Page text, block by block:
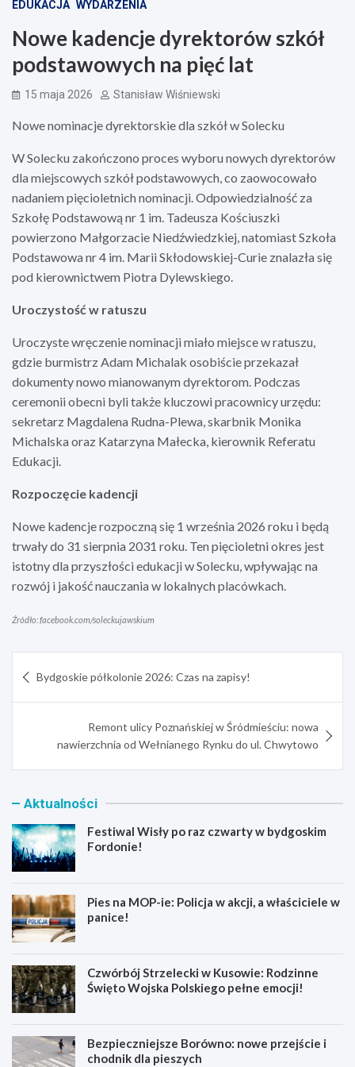
EDUKACJA WYDARZENIA
Nowe kadencje dyrektorów szkół
podstawowych na pięć lat
15 maja 2026 Stanisław Wiśniewski
Nowe nominacje dyrektorskie dla szkół w Solecku
W Solecku zakończono proces wyboru nowych dyrektorów
dla miejscowych szkół podstawowych, co zaowocowało
nadaniem pięcioletnich nominacji. Odpowiedzialność za
Szkołę Podstawową nr 1 im. Tadeusza Kościuszki
powierzono Małgorzacie Niedźwiedzkiej, natomiast Szkoła
Podstawowa nr 4 im. Marii Skłodowskiej-Curie znalazła się
pod kierownictwem Piotra Dylewskiego.
Uroczystość w ratuszu
Uroczyste wręczenie nominacji miało miejsce w ratuszu,
gdzie burmistrz Adam Michalak osobiście przekazał
dokumenty nowo mianowanym dyrektorom. Podczas
ceremonii obecni byli także kluczowi pracownicy urzędu:
sekretarz Magdalena Rudna-Plewa, skarbnik Monika
Michalska oraz Katarzyna Małecka, kierownik Referatu
Edukacji.
Rozpoczęcie kadencji
Nowe kadencje rozpoczną się 1 września 2026 roku i będą
trwały do 31 sierpnia 2031 roku. Ten pięcioletni okres jest
istotny dla przyszłości edukacji w Solecku, wpływając na
rozwój i jakość nauczania w lokalnych placówkach.
Źródło: facebook.com/soleckujawskium
wpisu
Bydgoskie półkolonie 2026: Czas na zapisy!
Remont ulicy Poznańskiej w Śródmieściu: nowa
nawierzchnia od Wełnianego Rynku do ul. Chwytowo
Aktualności
Festiwal Wisły po raz czwarty w bydgoskim
Fordonie!
Pies na MOP-ie: Policja w akcji, a właściciele w
panice!
Czwórbój Strzelecki w Kusowie: Rodzinne
Święto Wojska Polskiego pełne emocji!
Bezpieczniejsze Borówno: nowe przejście i
chodnik dla pieszych